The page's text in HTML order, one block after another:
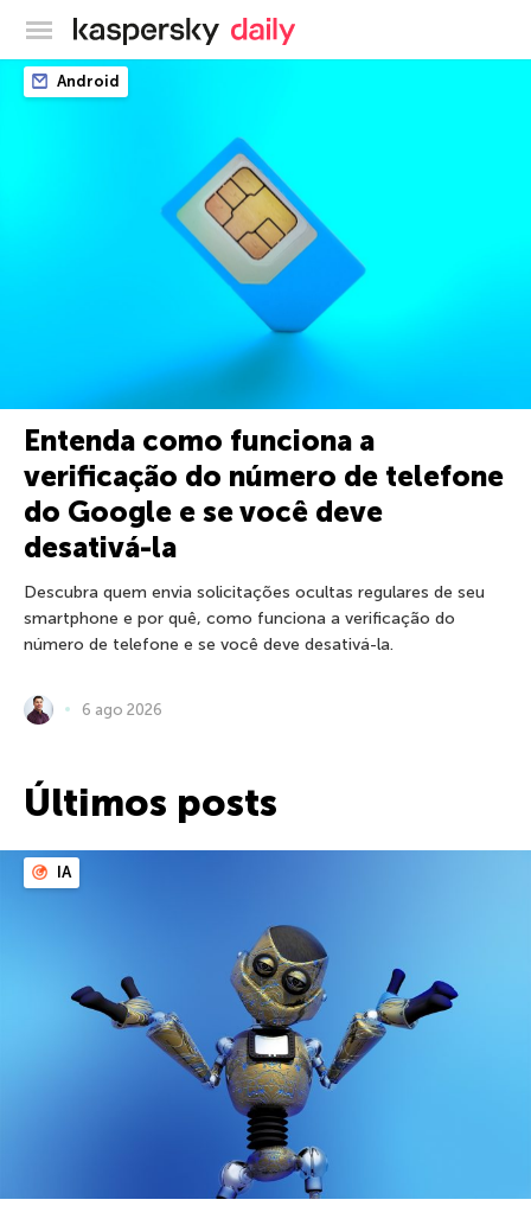
Blog oficial da Kaspersky
Android
Entenda como funciona a
verificação do número de telefone
do Google e se você deve
desativá-la
Descubra quem envia solicitações ocultas regulares de seu
smartphone e por quê, como funciona a verificação do
número de telefone e se você deve desativá-la.
6 ago 2026
Últimos posts
IA